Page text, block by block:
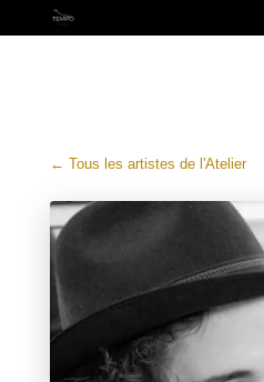
← Tous les artistes de l'Atelier